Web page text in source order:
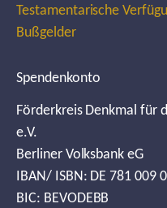
Testamentarische
Bußgelder
Spendenkonto
Förderkreis Denkmal für
e.V.
Berliner Volksbank eG
IBAN/ ISBN: DE 781 009
BIC: BEVODEBB